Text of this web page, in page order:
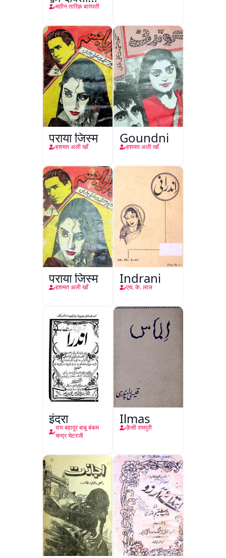
किरदार
मतीन तारिक़ बाग़पती
पराया जिस्म
हशमत अली खाँ
Goundni
हशमत अली खाँ
पराया जिस्म
हशमत अली खाँ
Indrani
एच. के. लाल
इंद्रा
राय बहादुर बाबू बंकम
चन्द्र चेटरजी
Ilmas
क़ैसी रामपुरी